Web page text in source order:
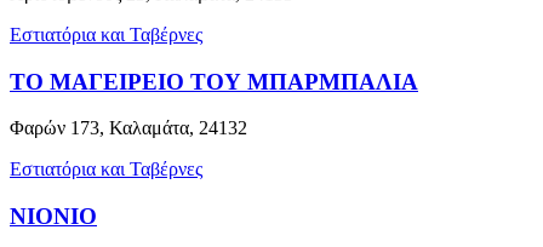
Εστιατόρια και Ταβέρνες
ΤΟ ΜΑΓΕΙΡΕΙΟ ΤΟΥ ΜΠΑΡΜΠΑΛΙΑ
Φαρών 173, Καλαμάτα, 24132
Εστιατόρια και Ταβέρνες
NIONIO